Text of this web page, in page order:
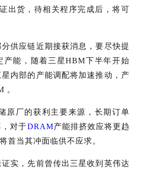
出货，待相关程序完成后，将可
供应链近期接获消息，要尽快提
产能，随着三星HBM下半年开始
内部的产能调配将加速推动，产
。
原厂的获利主要来源，长期订单
对于DRAM产能排挤效应将更趋
首当其冲面临供不应求。
实，先前曾传出三星收到英伟达